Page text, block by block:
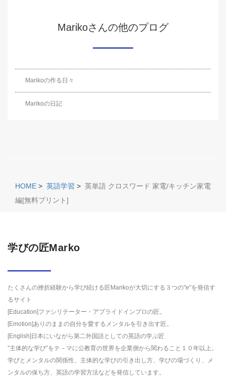
Marikoさんの他のプログ
Marikoの作る日々
Marikoの日記
HOME > 英語学習 > 英単語 クロスワード 家電/キッチン家電
編[無料プリント]
学びの匠Marko
たくさんの挫折経験から学び続ける匠Marikoが大切にする３つの"e"を発信す
るサイト
[Education]ファシリテーター・アプライドインプロの匠。
[Emotion]ありのままの自分を愛するメンタルを引き出す匠。
[English]日本にいながら第二外国語としての英語の学ぶ匠
”主体的な学び”をテ－マに公教育の世界を企業側から関わること１０年以上。
学びとメンタルの関係性、主体的な学びの引き出し方、学びの場づくり、メ
ンタルの保ち方、英語の学習方法などを発信しています。